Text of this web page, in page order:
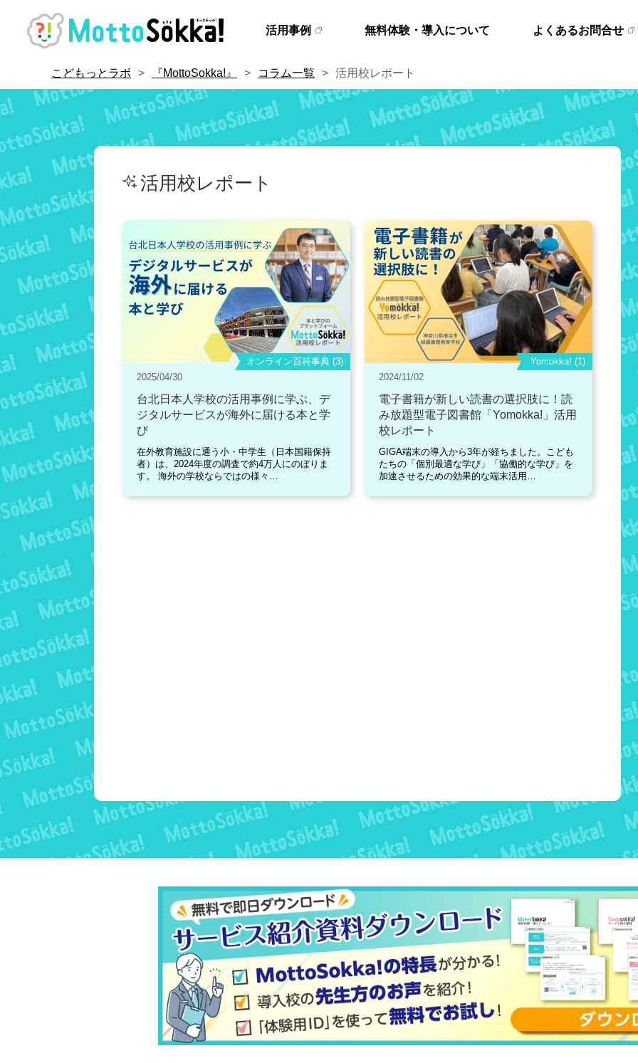
活用事例 無料体験・導入について よくあるお問合せ
こどもっとラボ 『MottoSokka!』 コラム一覧 活用校レポート
活用校レポート
2025/04/30
オンライン百科事典 (3)
台北日本人学校の活用事例に学ぶ、デ
ジタルサービスが海外に届ける本と学
び
在外教育施設に通う小・中学生（日本国籍保持
者）は、2024年度の調査で約4万人にのぼりま
す。 海外の学校ならではの様々…
2024/11/02
Yomokka! (1)
電子書籍が新しい読書の選択肢に！読
み放題型電子図書館「Yomokka!」活用
校レポート
GIGA端末の導入から3年が経ちました。こども
たちの「個別最適な学び」「協働的な学び」を
加速させるための効果的な端末活用…